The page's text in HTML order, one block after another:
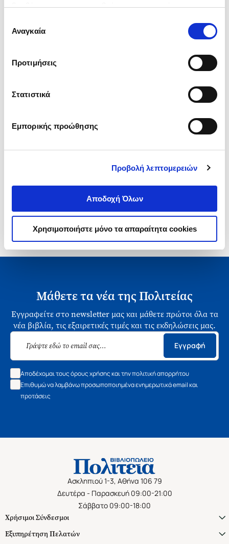
βοηθήσετε να ανταποκριθούμε στα παραπάνω.
ενδιαφέρουν και να επιλέξετε από τα παρακάτω με την
΄΄και να ενημερωθείτε σχετικά με
συγκατάθεσης
Αναγκαία
Προτιμήσεις
Στατιστικά
Εμπορικής προώθησης
Προβολή λεπτομερειών
Αποδοχή Όλων
Χρησιμοποιήστε μόνο τα απαραίτητα cookies
Φωνή από χαρτί
στο σχολείο
ΚΑΛΟΓΗΡΟΥ ΤΖΙΝΑ
1-1 από 1 προϊόντα
Μάθετε τα νέα της Πολιτείας
Εγγραφείτε στο newsletter μας και μάθετε πρώτοι όλα τα
νέα βιβλία, τις εξαιρετικές τιμές και τις εκδηλώσεις μας.
Εγγραφή
Αποδέχομαι τους όρους χρήσης και την πολιτική απορρήτου
Επιθυμώ να λαμβάνω προσωποποιημένα ενημερωτικά email και
προτάσεις
Ασκληπιού 1-3, Αθήνα 106 79
Δευτέρα - Παρασκευή 09:00-21:00
Σάββατο 09:00-18:00
Χρήσιμοι Σύνδεσμοι
Εξυπηρέτηση Πελατών